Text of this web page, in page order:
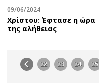
09/06/2024
Χρίστου: Έφτασε η ώρα
της αλήθειας
22 23 24 25